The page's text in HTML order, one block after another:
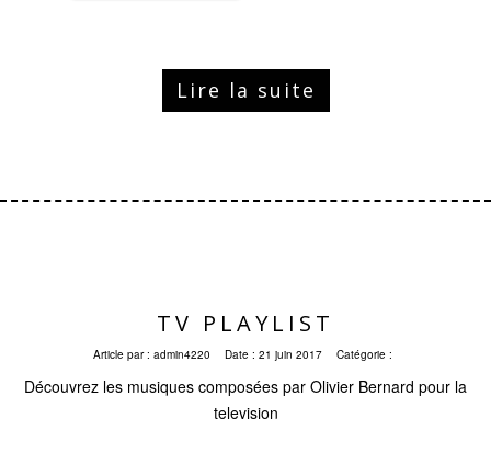
Lire la suite
TV PLAYLIST
Article par : admin4220 Date : 21 juin 2017 Catégorie :
Découvrez les musiques composées par Olivier Bernard pour la
television